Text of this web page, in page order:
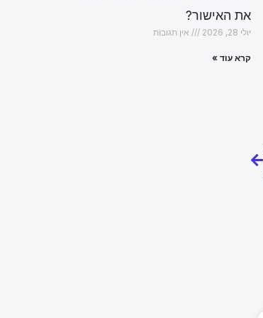
את האישור?
יולי 28, 2026 אין תגובות
קרא עוד »